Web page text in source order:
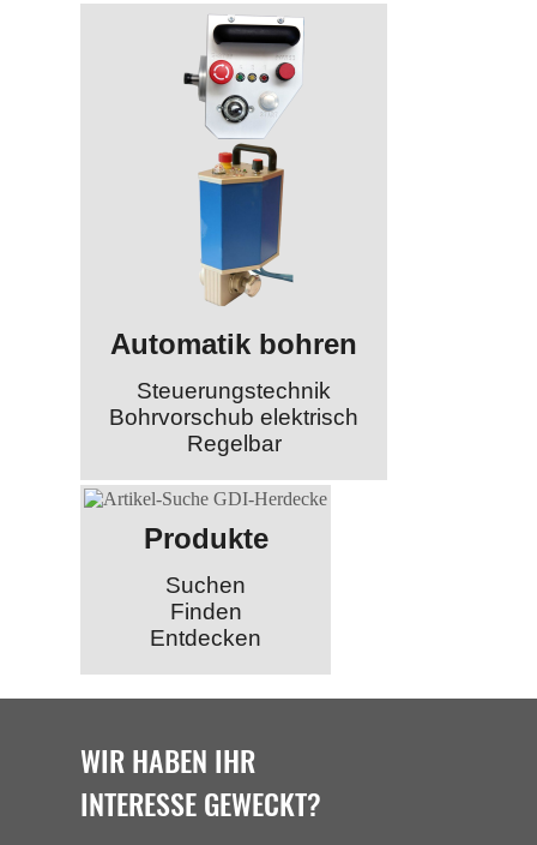
Automatik bohren
Steuerungstechnik
Bohrvorschub elektrisch
Regelbar
Produkte
Suchen
Finden
Entdecken
WIR HABEN IHR
INTERESSE GEWECKT?